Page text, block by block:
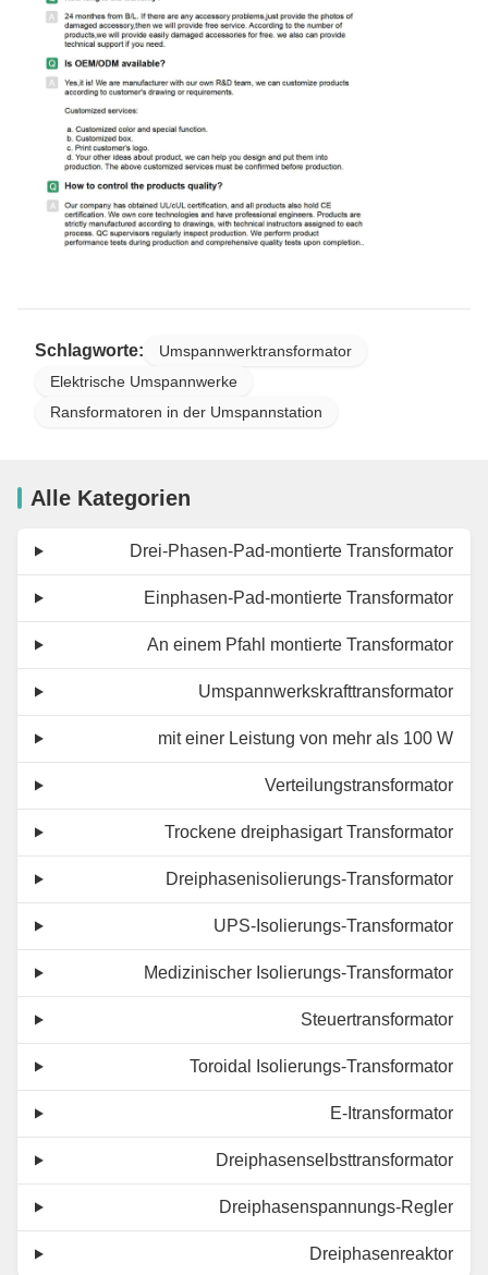
Schlagworte:
Umspannwerktransformator
Elektrische Umspannwerke
Ransformatoren in der Umspannstation
Alle Kategorien
Drei-Phasen-Pad-montierte Transformator
Einphasen-Pad-montierte Transformator
An einem Pfahl montierte Transformator
Umspannwerkskrafttransformator
mit einer Leistung von mehr als 100 W
Verteilungstransformator
Trockene dreiphasigart Transformator
Dreiphasenisolierungs-Transformator
UPS-Isolierungs-Transformator
Medizinischer Isolierungs-Transformator
Steuertransformator
Toroidal Isolierungs-Transformator
E-Itransformator
Dreiphasenselbsttransformator
Dreiphasenspannungs-Regler
Dreiphasenreaktor